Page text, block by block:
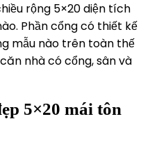
rộng 5×20 diện tích
Phần cổng có thiết kế
mẫu nào trên toàn thế
nhà có cổng, sân và
5×20 mái tôn